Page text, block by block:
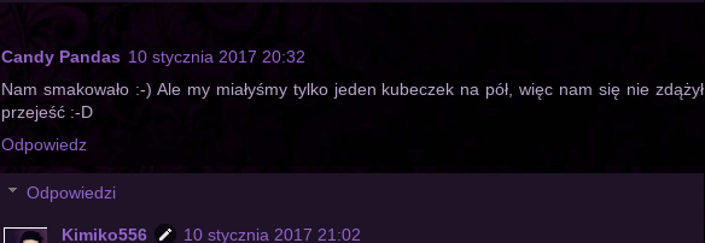
Candy Pandas 10 stycznia 2017 20:32
Nam smakowało :-) Ale my miałyśmy tylko jeden kubeczek na pół, więc nam się nie zdążył
przejeść :-D
Odpowiedz
Odpowiedzi
Kimiko556 10 stycznia 2017 21:02